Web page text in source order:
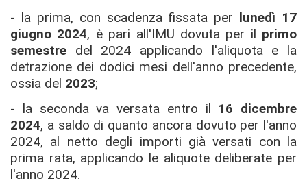
- la prima, con scadenza fissata per lunedì 17
giugno 2024, è pari all'IMU dovuta per il primo
semestre del 2024 applicando l'aliquota e la
detrazione dei dodici mesi dell'anno precedente,
ossia del 2023;
- la seconda va versata entro il 16 dicembre
2024, a saldo di quanto ancora dovuto per l'anno
2024, al netto degli importi già versati con la
prima rata, applicando le aliquote deliberate per
l'anno 2024.